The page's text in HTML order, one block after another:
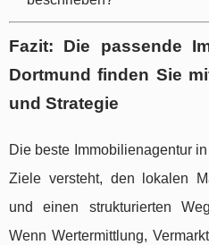
Fazit: Die passende
Dortmund finden Sie
und Strategie
Die beste Immobilienagentur
Ziele versteht, den lokalen
und einen strukturierten
Wenn Wertermittlung,